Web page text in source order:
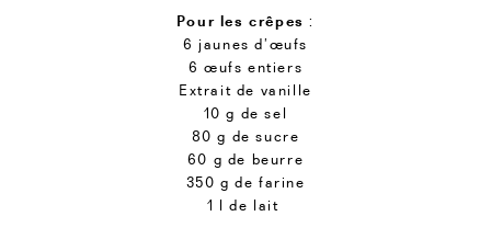
Pour les crêpes :
6 jaunes d’œufs
6 œufs entiers
Extrait de vanille
10 g de sel
80 g de sucre
60 g de beurre
350 g de farine
1 l de lait